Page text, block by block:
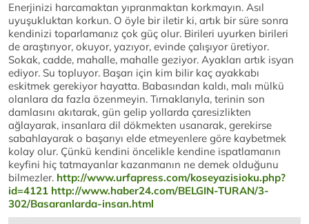
Enerjinizi harcamaktan yıpranmaktan korkmayın. Asıl
uyuşukluktan korkun. O öyle bir iletir ki, artık bir süre sonra
kendinizi toparlamanız çok güç olur. Birileri uyurken birileri
de araştırıyor, okuyor, yazıyor, evinde çalışıyor üretiyor.
Sokak, cadde, mahalle, mahalle geziyor. Ayakları artık isyan
ediyor. Su topluyor. Başarı için kim bilir kaç ayakkabı
eskitmek gerekiyor hayatta. Babasından kaldı, malı mülkü
olanlara da fazla özenmeyin. Tırnaklarıyla, terinin son
damlasını akıtarak, gün gelip yollarda çaresizlikten
ağlayarak, insanlara dil dökmekten usanarak, gerekirse
sabahlayarak o başarıyı elde etmeyenlere göre kaybetmek
kolay olur. Çünkü kendini öncelikle kendine ispatlamanın
keyfini hiç tatmayanlar kazanmanın ne demek olduğunu
bilmezler. http://www.urfapress.com/koseyazisioku.php?
id=4121 http://www.haber24.com/BELGIN-TURAN/3-
302/Basaranlarda-insan.html